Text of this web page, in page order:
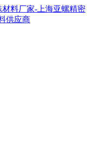
供应商